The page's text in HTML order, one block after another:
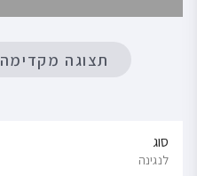
תצוגה מקדימה
סוג
לנגינה